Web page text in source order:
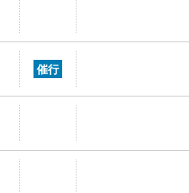
催行